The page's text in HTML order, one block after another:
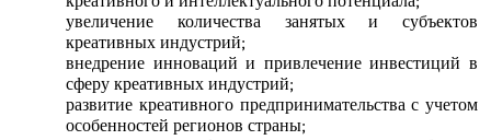
увеличение количества занятых и субъектов
креативных индустрий;
внедрение инноваций и привлечение инвестиций в
сферу креативных индустрий;
развитие креативного предпринимательства с учетом
особенностей регионов страны;